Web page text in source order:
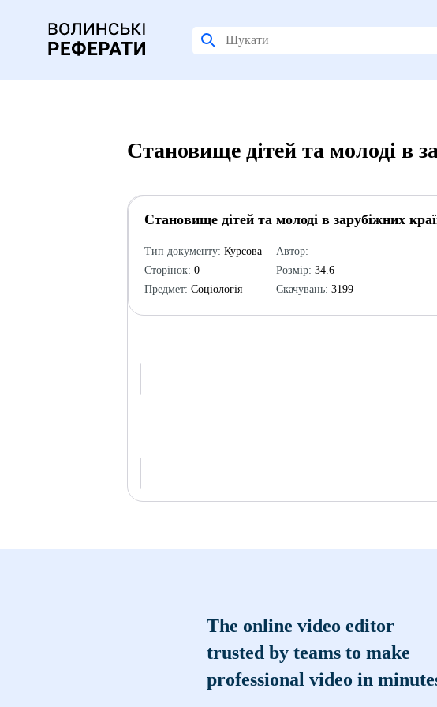
Cтановище дітей та молоді в
Cтановище дітей та молоді в зарубіжних
Тип документу: Курсова
Сторінок: 0
Предмет: Соціологія
Автор:
Розмір: 34.6
Скачувань: 3199
The online video editor
trusted by teams to make
professional video in